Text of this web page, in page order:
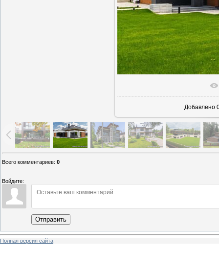
В
Добавлено
Всего комментариев: 0
Войдите:
Отправить
Полная версия сайта